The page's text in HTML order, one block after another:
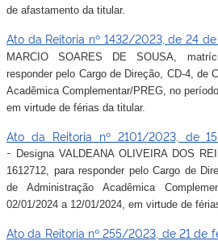
de afastamento da titular.
Ato da Reitoria nº 1432/2023, de 24
MARCIO SOARES DE SOUSA,
responder pelo Cargo de Direção, CD-4, de
Acadêmica Complementar/PREG, no
em virtude de férias da titular.
Ato da Reitoria nº 2101/2023, de
- Designa VALDEANA OLIVEIRA DOS
1612712, para responder pelo Cargo de
de Administração Acadêmica
02/01/2024 a 12/01/2024, em virtude de
Ato da Reitoria nº 255/2023, de 21 de